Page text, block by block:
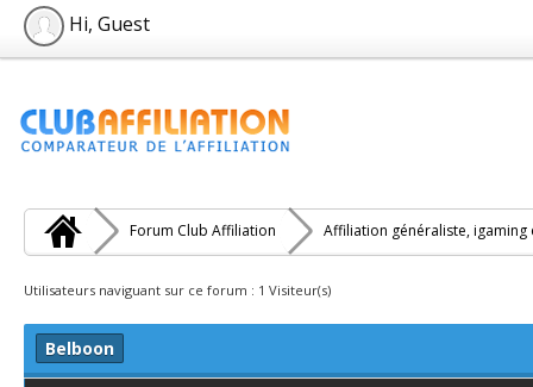
Hi, Guest
Forum Club Affiliation Affiliation généraliste, igaming
Utilisateurs naviguant sur ce forum : 1 Visiteur(s)
Belboon